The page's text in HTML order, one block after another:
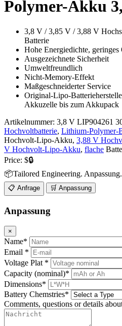
Polymer-Akku
3,8 V / 3,85 V / 3,88 V
Batterie
Hohe Energiedichte, geringes
Ausgezeichnete Sicherheit
Umweltfreundlich
Nicht-Memory-Effekt
Maßgeschneiderter Service
Original-Lipo-
Akkuzelle bis zum Akkupack
Artikelnummer: 3,8 V LIP904261
Hochvoltbatterie, Lithium-Polymer-
Hochvolt-Lipo-Akku, 3,88 V
V Hochvolt-Lipo-Akku, flache
Price: $🔒
📦Tailored Engineering. Anpassung.
📋 Anfrage 🛒 Anpassung
Anpassung
×
Name*
Email *
Voltage Plat *
Capacity (nominal)*
Dimensions*
Battery Chemstries*
Comments, questions or details